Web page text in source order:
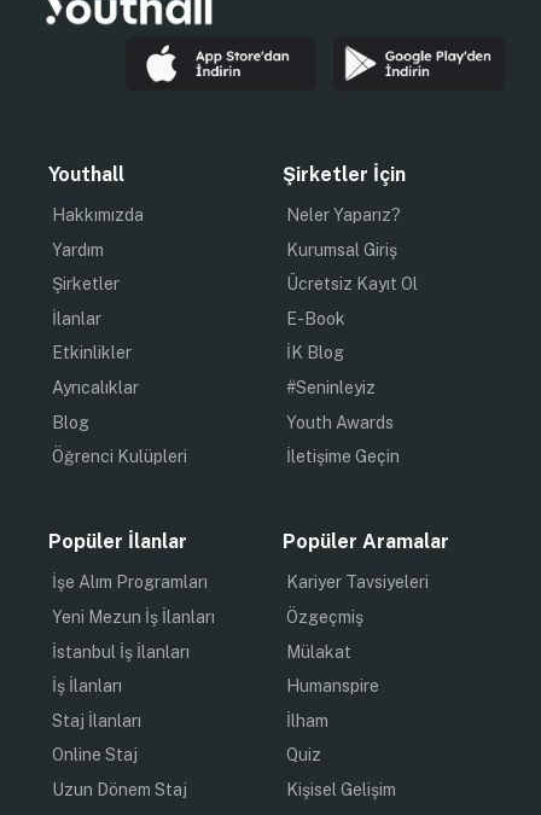
Youthall
Hakkımızda
Yardım
Şirketler
İlanlar
Etkinlikler
Ayrıcalıklar
Blog
Öğrenci Kulüpleri
Şirketler İçin
Neler Yaparız?
Kurumsal Giriş
Ücretsiz Kayıt Ol
E-Book
İK Blog
#Seninleyiz
Youth Awards
İletişime Geçin
Popüler İlanlar
İşe Alım Programları
Yeni Mezun İş İlanları
İstanbul İş İlanları
İş İlanları
Staj İlanları
Online Staj
Uzun Dönem Staj
Popüler Aramalar
Kariyer Tavsiyeleri
Özgeçmiş
Mülakat
Humanspire
İlham
Quiz
Kişisel Gelişim